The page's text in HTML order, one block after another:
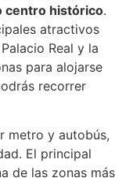
centro histórico.
atractivos
Real y la
para alojarse
recorrer
metro y autobús,
El principal
de las zonas más